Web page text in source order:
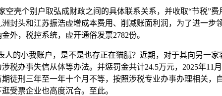
个别户取弘成财政之间的具体联系关系，并收取“节税”费
封头和江苏振浩虚增成本费用、削减账面利润，为了进一步
外，税控系统，虚开通俗发票2782份。
小我账户，是不是也存正在猫腻？近期，对于其向另一家
税办事失信从体等办法。并惩罚金共计24.5万元，2025年11
徒刑三年至一年十个月不等，按照涉税专业办事办理相关，
受票企业也高度沉合。至此。